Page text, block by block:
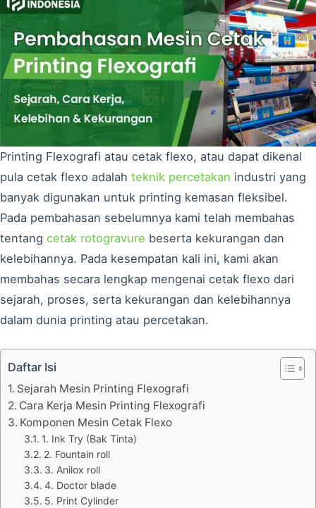
Printing Flexografi atau cetak flexo, atau dapat dikenal
pula cetak flexo adalah teknik percetakan industri yang
banyak digunakan untuk printing kemasan fleksibel.
Pada pembahasan sebelumnya kami telah membahas
tentang cetak rotogravure beserta kekurangan dan
kelebihannya. Pada kesempatan kali ini, kami akan
membahas secara lengkap mengenai cetak flexo dari
sejarah, proses, serta kekurangan dan kelebihannya
dalam dunia printing atau percetakan.
Daftar Isi
Sejarah Mesin Printing Flexografi
Cara Kerja Mesin Printing Flexografi
Komponen Mesin Cetak Flexo
1. Ink Try (Bak Tinta)
2. Fountain roll
3. Anilox roll
4. Doctor blade
5. Print Cylinder